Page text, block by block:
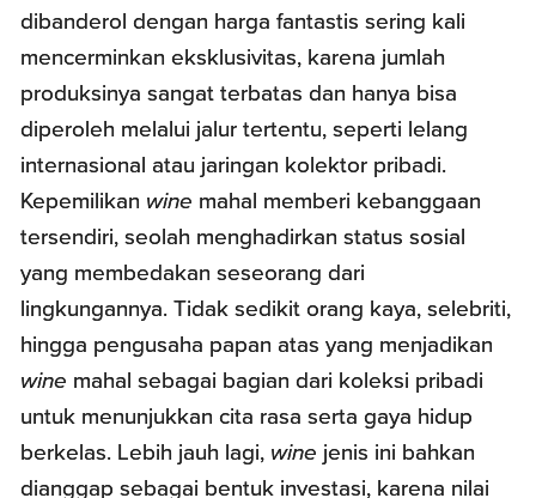
dibanderol dengan harga fantastis sering kali
mencerminkan eksklusivitas, karena jumlah
produksinya sangat terbatas dan hanya bisa
diperoleh melalui jalur tertentu, seperti lelang
internasional atau jaringan kolektor pribadi.
Kepemilikan wine mahal memberi kebanggaan
tersendiri, seolah menghadirkan status sosial
yang membedakan seseorang dari
lingkungannya. Tidak sedikit orang kaya, selebriti,
hingga pengusaha papan atas yang menjadikan
wine mahal sebagai bagian dari koleksi pribadi
untuk menunjukkan cita rasa serta gaya hidup
berkelas. Lebih jauh lagi, wine jenis ini bahkan
dianggap sebagai bentuk investasi, karena nilai